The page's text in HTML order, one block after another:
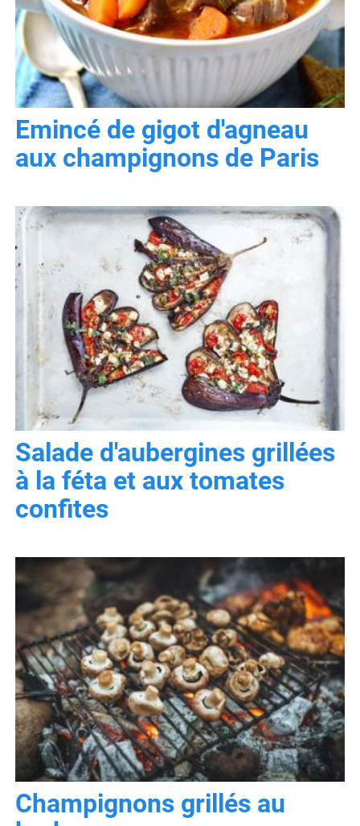
Emincé de gigot d'agneau
aux champignons de Paris
Salade d'aubergines grillées
à la féta et aux tomates
confites
Champignons grillés au